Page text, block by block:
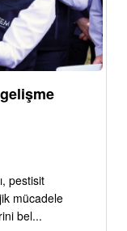
pestisit
mücadele
bel...